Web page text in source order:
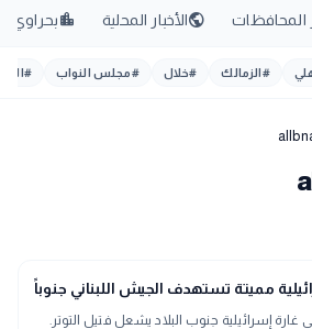
المحافظات publicالأخبار المحلية location_cityبحراوي
#الزمالك #خلال #مجلس النواب #
مميتة تستهدف الجيش اللبناني جنوباً
إسرائيلية جنوب البلاد يشعل فتيل التوتر.